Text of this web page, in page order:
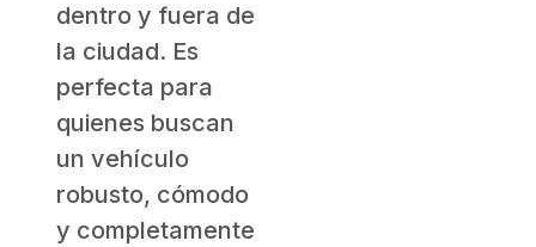
dentro y fuera de
la ciudad. Es
perfecta para
quienes buscan
un vehículo
robusto, cómodo
y completamente